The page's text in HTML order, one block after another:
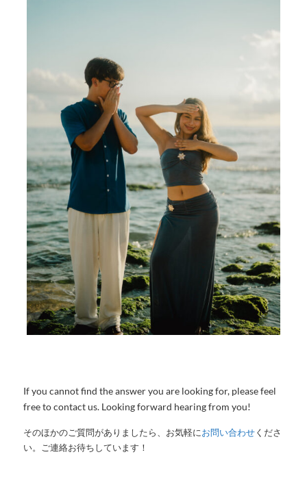
If you cannot find the answer you are looking for, please feel
free to contact us. Looking forward hearing from you!
そのほかのご質問がありましたら、お気軽にお問い合わせくださ
い。ご連絡お待ちしています！